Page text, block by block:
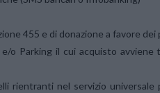
455 e di donazione a favore
o Parking il cui acquisto
rientranti nel servizio